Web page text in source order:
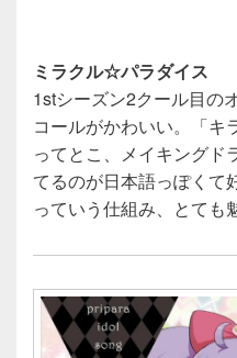
ミラクル☆パラダイス
1stシーズン2クール目の
コールがかわいい。「キ
ってとこ、メイキングド
てるのが日本語っぽくて
っていう仕組み、とても